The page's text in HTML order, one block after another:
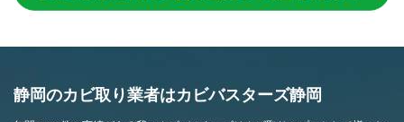
静岡のカビ取り業者はカビバスターズ静岡